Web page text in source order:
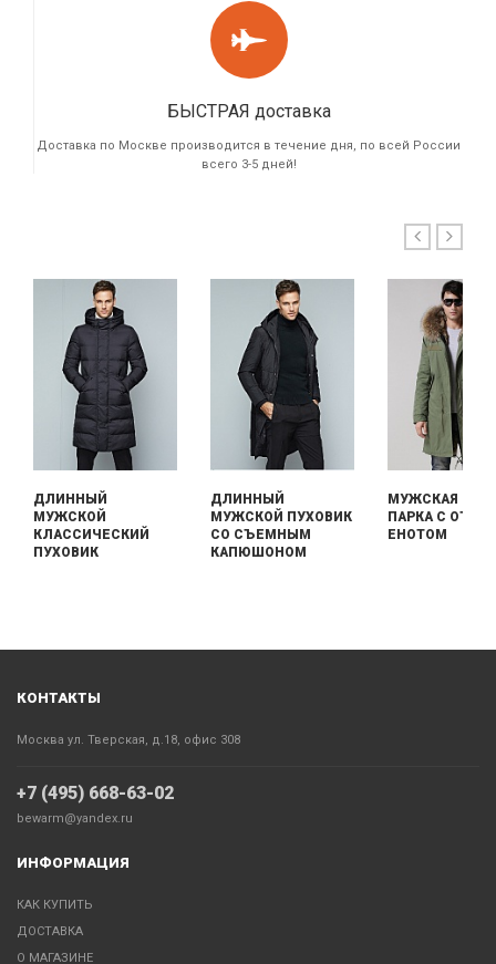
БЫСТРАЯ доставка
Доставка по Москве производится в течение дня, по всей России
всего 3-5 дней!
ДЛИННЫЙ
МУЖСКОЙ
КЛАССИЧЕСКИЙ
ПУХОВИК
ДЛИННЫЙ
МУЖСКОЙ ПУХОВИК
СО СЪЕМНЫМ
КАПЮШОНОМ
МУЖСКАЯ
ПАРКА С
ЕНОТОМ
КОНТАКТЫ
Москва ул. Тверская, д.18, офис 308
+7 (495) 668-63-02
bewarm@yandex.ru
ИНФОРМАЦИЯ
КАК КУПИТЬ
ДОСТАВКА
О МАГАЗИНЕ